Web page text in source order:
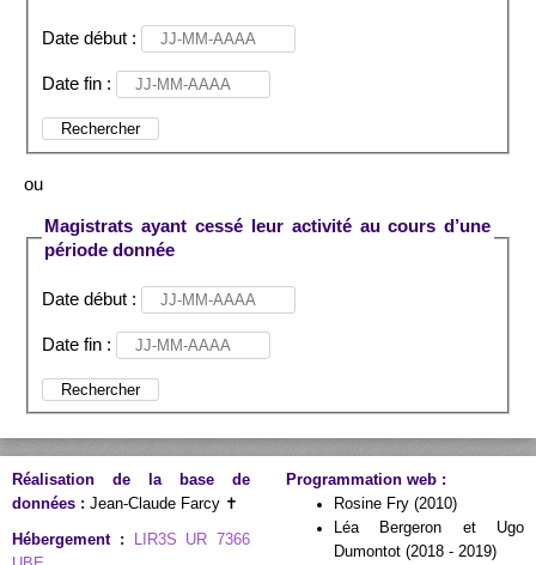
Date début :
Date fin :
Rechercher
ou
Magistrats ayant cessé leur activité au cours d’une
période donnée
Date début :
Date fin :
Rechercher
Réalisation de la base de
données : Jean-Claude Farcy ✝
Programmation web :
Rosine Fry (2010)
Léa Bergeron et Ugo
Dumontot (2018 - 2019)
Hébergement :
LIR3S UR 7366